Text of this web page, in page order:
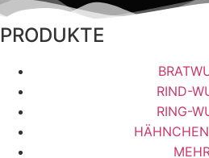
PRODUKTE
RIND-
RING-